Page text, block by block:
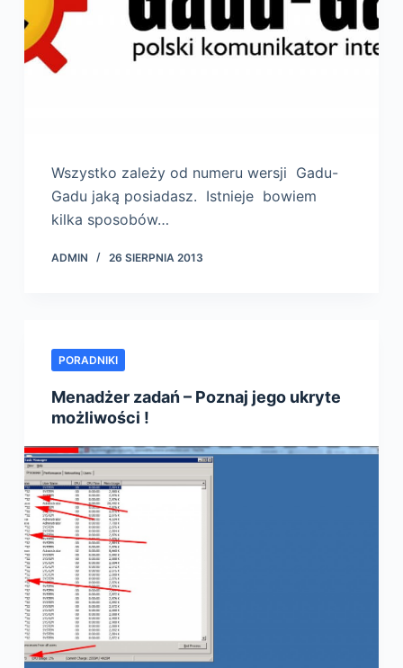
Wszystko zależy od numeru wersji Gadu-
Gadu jaką posiadasz. Istnieje bowiem
kilka sposobów…
ADMIN 26 SIERPNIA 2013
PORADNIKI
Menadżer zadań – Poznaj jego ukryte
możliwości !